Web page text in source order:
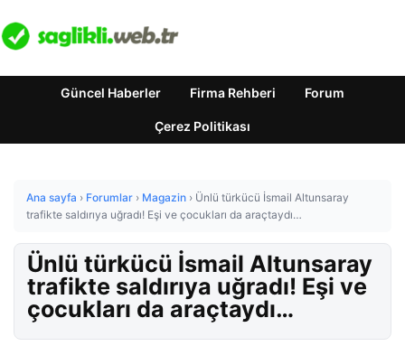
Güncel Haberler Firma Rehberi Forum
Çerez Politikası
Ana sayfa › Forumlar › Magazin › Ünlü türkücü İsmail Altunsaray
trafikte saldırıya uğradı! Eşi ve çocukları da araçtaydı…
Ünlü türkücü İsmail Altunsaray
trafikte saldırıya uğradı! Eşi ve
çocukları da araçtaydı…